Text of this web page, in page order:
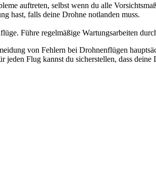
auftreten, selbst wenn du alle
hast, falls deine Drohne notlanden muss.
Führe regelmäßige Wartungsarbeiten
von Fehlern bei Drohnenflügen
jeden Flug kannst du sicherstellen, dass